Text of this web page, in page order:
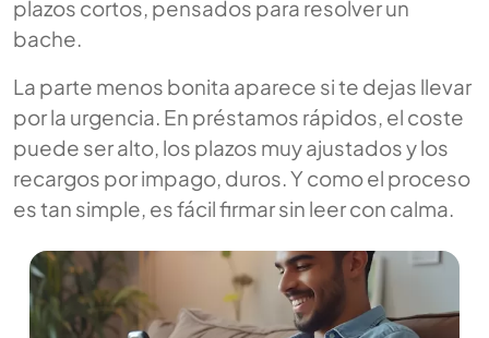
plazos cortos, pensados para resolver un
bache.
La parte menos bonita aparece si te dejas llevar
por la urgencia. En préstamos rápidos, el coste
puede ser alto, los plazos muy ajustados y los
recargos por impago, duros. Y como el proceso
es tan simple, es fácil firmar sin leer con calma.